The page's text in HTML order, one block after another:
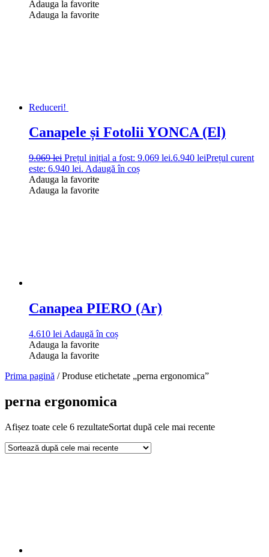
Adauga la favorite
Adauga la favorite
Reduceri!
Canapele și Fotolii YONCA (El)
9.069lei Prețul inițial a fost: 9.069 lei.6.940 leiPrețul curent
este: 6.940 lei. Adaugă în coș
Adauga la favorite
Adauga la favorite
Canapea PIERO (Ar)
4.610 lei Adaugă în coș
Adauga la favorite
Adauga la favorite
Prima pagină / Produse etichetate „perna ergonomica”
perna ergonomica
Afișez toate cele 6 rezultateSortat după cele mai recente